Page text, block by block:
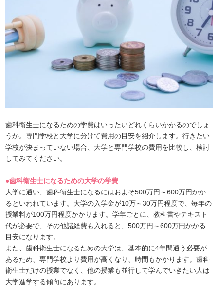
歯科衛生士になるための学費はいったいどれくらいかかるのでしょ
うか。専門学校と大学に分けて費用の目安を紹介します。行きたい
学校が決まっていない場合、大学と専門学校の費用を比較し、検討
してみてください。
●歯科衛生士になるための大学の学費
大学に通い、歯科衛生士になるにはおよそ500万円～600万円かか
るといわれています。大学の入学金が10万～30万円程度で、毎年の
授業料が100万円程度かかります。学年ごとに、教科書やテキスト
代が必要で、その他諸経費も入れると、500万円～600万円かかる
目安になります。
また、歯科衛生士になるための大学は、基本的に4年間通う必要が
あるため、専門学校より費用が高くなり、時間もかかります。歯科
衛生士だけの授業でなく、他の授業も並行して学んでいきたい人は
大学進学する傾向にあります。